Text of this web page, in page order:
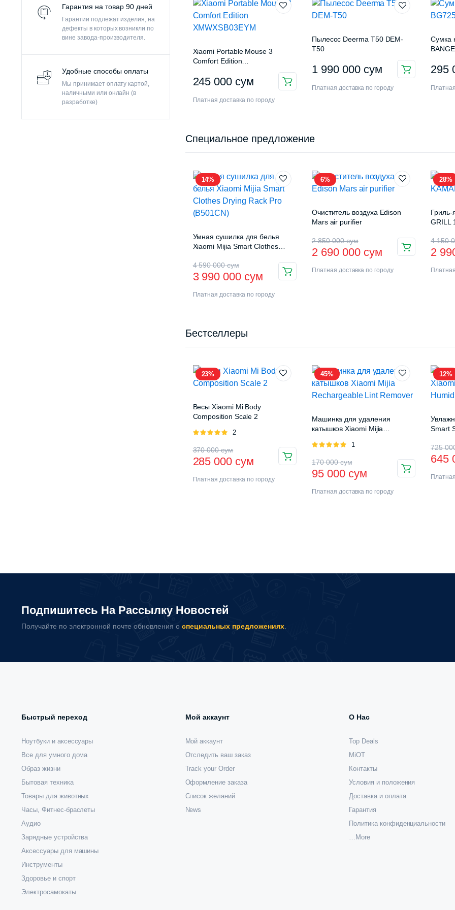
Гарантия на товар 90 дней
Гарантии подлежат изделия, на
дефекты в которых возникли по
вине завода-производителя.
Удобные способы оплаты
Мы принимает оплату картой,
наличными или онлайн (в
разработке)
Xiaomi Portable Mouse 3
Comfort Edition
245 000 сум
Платная доставка по городу
Пылесос Deerma T50 DEM-
T50
1 990 000 сум
Платная доставка по городу
Сумка
BANGE
295
Специальное предложение
14%
Умная сушилка для белья
Xiaomi Mijia Smart Clothes
4 590 000сум
3 990 000 сум
Платная доставка по городу
6%
Очиститель воздуха Edison
Mars air purifier
2 850 000сум
2 690 000 сум
Платная доставка по городу
28%
Гриль-
GRILL
4 150
2
Бестселлеры
23%
Весы Xiaomi Mi Body
Composition Scale 2
Оценка
2
370 000сум
285 000 сум
Платная доставка по городу
45%
Машинка для удаления
катышков Xiaomi Mijia
Оценка
1
170 000сум
95 000 сум
Платная доставка по городу
12%
Smart
725
645
Подпишитесь На Рассылку Новостей
Получайте по электронной почте обновления о специальных предложениях.
Быстрый переход
Ноутбуки и аксессуары
Все для умного дома
Образ жизни
Бытовая техника
Товары для животных
Часы, Фитнес-браслеты
Аудио
Зарядные устройства
Аксессуары для машины
Инструменты
Здоровье и спорт
Электросамокаты
Мой аккаунт
Мой аккаунт
Отследить ваш заказ
Track your Order
Оформление заказа
Список желаний
News
О Нас
Top Deals
MiOT
Контакты
Условия и положения
Доставка и оплата
Гарантия
Политика конфиденциальности
…More